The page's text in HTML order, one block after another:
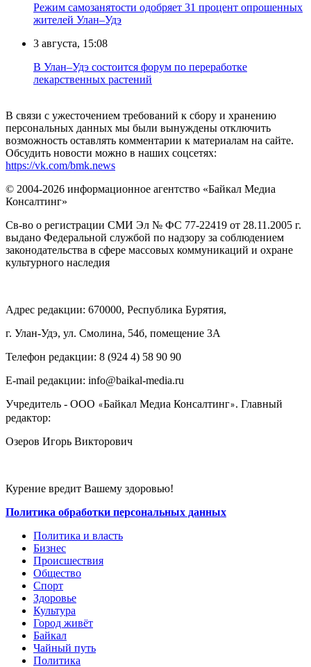
Режим самозанятости одобряет 31 процент опрошенных
жителей Улан–Удэ
3 августа, 15:08
В Улан–Удэ состоится форум по переработке
лекарственных растений
В связи с ужесточением требований к сбору и хранению
персональных данных мы были вынуждены отключить
возможность оставлять комментарии к материалам на сайте.
Обсудить новости можно в наших соцсетях:
https://vk.com/bmk.news
© 2004-2026 информационное агентство «Байкал Медиа
Консалтинг»
Св-во о регистрации СМИ Эл № ФС 77-22419 от 28.11.2005 г.
выдано Федеральной службой по надзору за соблюдением
законодательства в сфере массовых коммуникаций и охране
культурного наследия
Адрес редакции: 670000, Республика Бурятия,
г. Улан-Удэ, ул. Смолина, 54б, помещение 3А
Телефон редакции: ‎‎8 (924 4) 58 90 90
E-mail редакции: info@baikal-media.ru
Учредитель - ООО «Байкал Медиа Консалтинг». Главный
редактор:
Озеров Игорь Викторович
Курение вредит Вашему здоровью!
Политика обработки персональных данных
Политика и власть
Бизнес
Происшествия
Общество
Cпорт
Здоровье
Культура
Город живёт
Байкал
Чайный путь
Политика